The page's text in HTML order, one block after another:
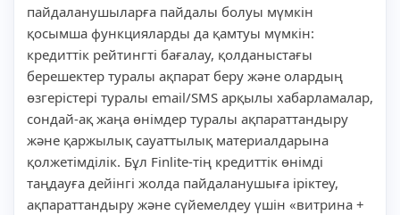
пайдаланушыларға пайдалы болуы мүмкін
қосымша функцияларды да қамтуы мүмкін:
кредиттік рейтингті бағалау, қолданыстағы
берешектер туралы ақпарат беру және олардың
өзгерістері туралы email/SMS арқылы хабарламалар,
сондай-ақ жаңа өнімдер туралы ақпараттандыру
және қаржылық сауаттылық материалдарына
қолжетімділік. Бұл Finlite-тің кредиттік өнімді
таңдауға дейінгі жолда пайдаланушыға іріктеу,
ақпараттандыру және сүйемелдеу үшін «витрина +